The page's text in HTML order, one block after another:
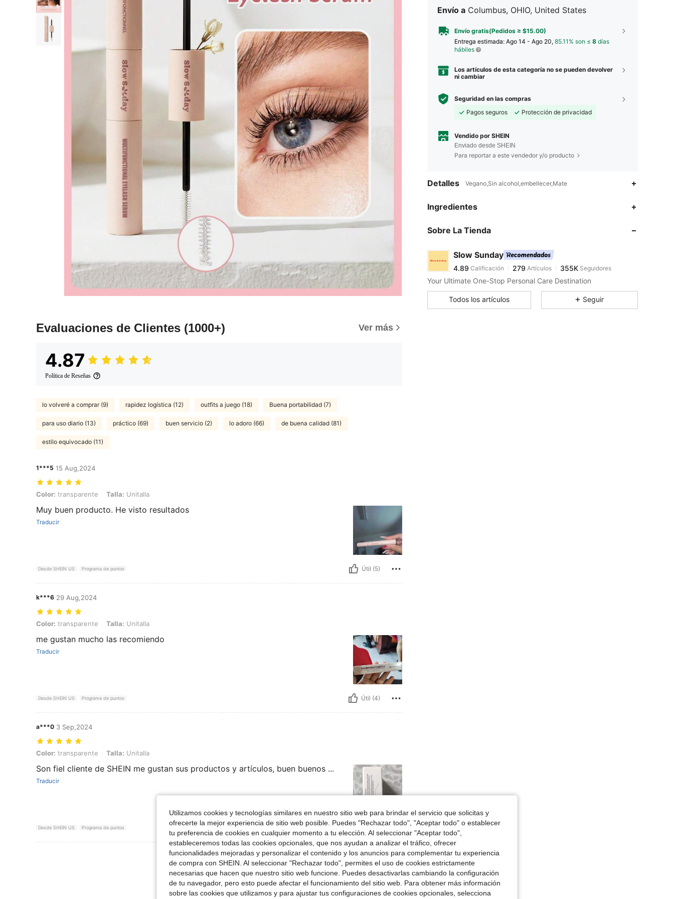
Evaluaciones de Clientes (1000+) Ver más
4.87
Política de Reseñas
lo volveré a comprar (9) rapidez logística (12) outfits a juego (18) Buena portabilidad (7)
para uso diario (13) práctico (69) buen servicio (2) lo adoro (66) de buena calidad (81)
estilo equivocado (11)
1***5 15 Aug,2024
Color: transparente, Talla: Unitalla
Color: transparente Talla: Unitalla
Muy buen producto. He visto resultados
Traducir
Desde SHEIN US Programa de puntos Útil (5)
k***6 29 Aug,2024
Color: transparente, Talla: Unitalla
Color: transparente Talla: Unitalla
me gustan mucho las recomiendo
Traducir
Desde SHEIN US Programa de puntos Útil (4)
a***0 3 Sep,2024
Color: transparente, Talla: Unitalla
Color: transparente Talla: Unitalla
Son fiel cliente de SHEIN me gustan sus productos y artículos, buen buenos ...
Traducir
Desde SHEIN US Programa de puntos Útil (3)
Ver Más Reseñas
Envío a Columbus, OHIO, United States
Envío gratis(Pedidos ≥ $15.00)
Entrega estimada: Ago 14 - Ago 20, 85.11% son ≤ 8 días
hábiles
Los artículos de esta categoría no se pueden devolver
ni cambiar
Seguridad en las compras
Pagos seguros
Protección de privacidad
Vendido por SHEIN
Enviado desde SHEIN
Para reportar a este vendedor y/o producto
Detalles Vegano,Sin alcohol,embellecer,Mate
Ingredientes
Sobre La Tienda
Slow Sunday
4.89
4.89 Calificación 279Artículos
A***rpagó Hace 18 horas
4.89 279 355K
Your Ultimate One-Stop Personal Care Destination
Todos los artículos Seguir
Utilizamos cookies y tecnologías similares en nuestro sitio web para brindar el servicio que solicitas y
ofrecerte la mejor experiencia de sitio web posible. Puedes "Rechazar todo", "Aceptar todo" o establecer
tu preferencia de cookies en cualquier momento a tu elección. Al seleccionar "Aceptar todo",
estableceremos todas las cookies opcionales, que nos ayudan a analizar el tráfico, ofrecer
funcionalidades mejoradas y personalizar el contenido y los anuncios para complementar tu experiencia
de compra con SHEIN. Al seleccionar "Rechazar todo", permites el uso de cookies estrictamente
necesarias que hacen que nuestro sitio web funcione. Puedes desactivarlas cambiando la configuración
de tu navegador, pero esto puede afectar el funcionamiento del sitio web. Para obtener más información
sobre las cookies que utilizamos y para ajustar tus configuraciones de cookies opcionales, selecciona